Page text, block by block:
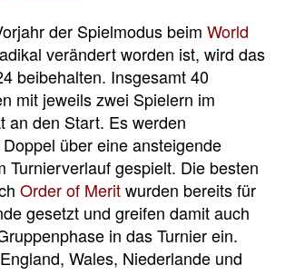
der Spielmodus beim World
verändert worden ist, wird das
beibehalten. Insgesamt 40
mit jeweils zwei Spielern im
an den Start. Es werden
über eine ansteigende
Turnierverlauf gespielt. Die besten
Order of Meritwurden bereits für
gesetzt und greifen damit auch
in das Turnier ein.
Wales, Niederlande und